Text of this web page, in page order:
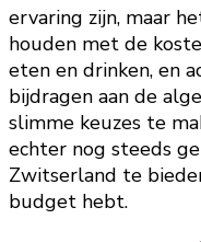
ervaring zijn, maar
houden met de
eten en drinken, en
bijdragen aan de
slimme keuzes te
echter nog steeds
Zwitserland te
budget hebt.